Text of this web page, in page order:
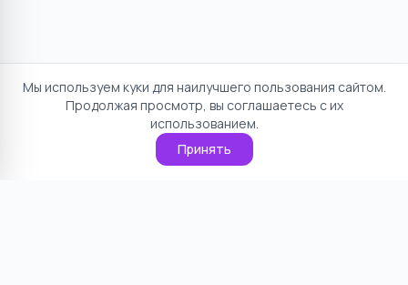
Мы используем куки для наилучшего пользования сайтом.
Продолжая просмотр, вы соглашаетесь с их
использованием.
Принять